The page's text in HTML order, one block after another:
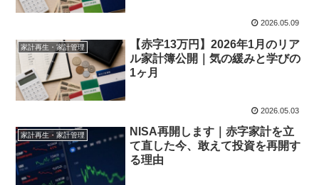
2026.05.09
家計再生・家計管理
【赤字13万円】2026年1月のリア
ル家計簿公開｜気の緩みと学びの
1ヶ月
2026.05.03
家計再生・家計管理
NISA再開します｜赤字家計を立
て直した今、敢えて投資を再開す
る理由